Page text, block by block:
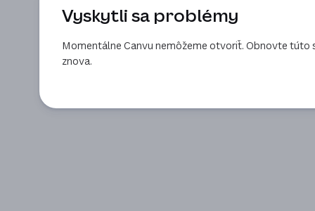
Vyskytli sa problémy
Momentálne Canvu nemôžeme otvoriť. Obnovte túto
znova.